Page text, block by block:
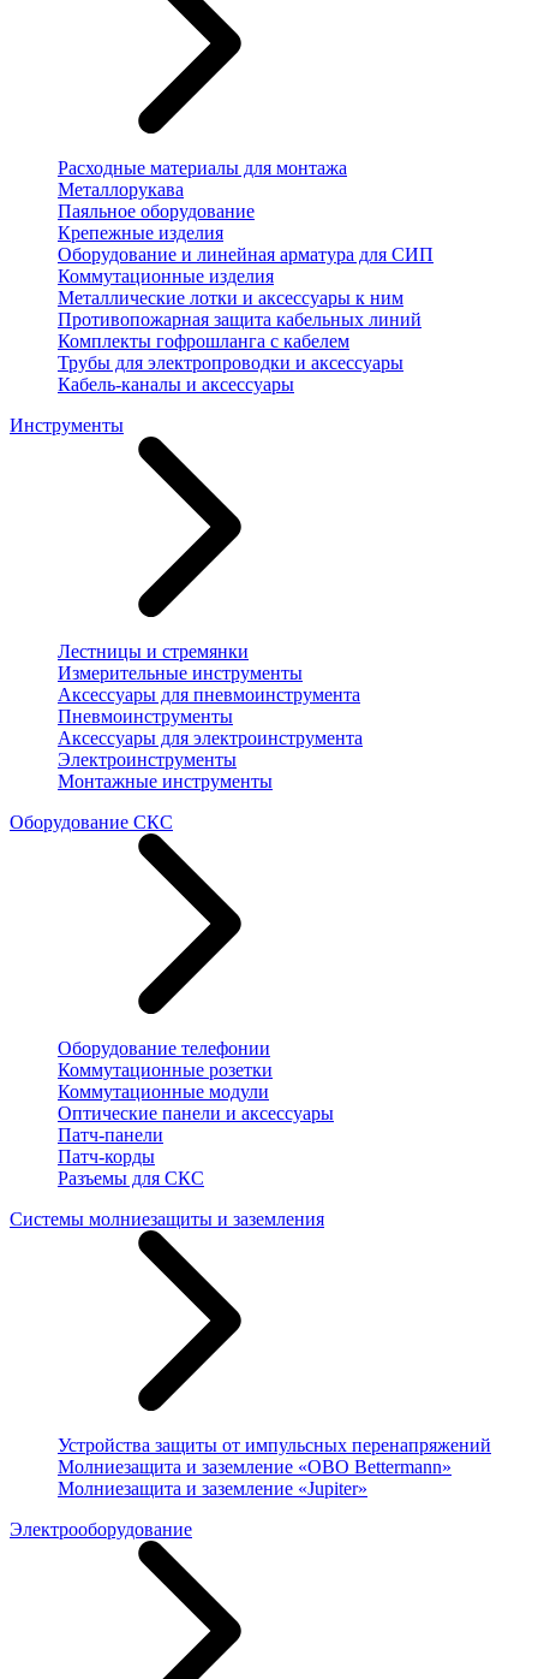
Расходные материалы для монтажа
Металлорукава
Паяльное оборудование
Крепежные изделия
Оборудование и линейная арматура для СИП
Коммутационные изделия
Металлические лотки и аксессуары к ним
Противопожарная защита кабельных линий
Комплекты гофрошланга с кабелем
Трубы для электропроводки и аксессуары
Кабель-каналы и аксессуары
Инструменты
Лестницы и стремянки
Измерительные инструменты
Аксессуары для пневмоинструмента
Пневмоинструменты
Аксессуары для электроинструмента
Электроинструменты
Монтажные инструменты
Оборудование СКС
Оборудование телефонии
Коммутационные розетки
Коммутационные модули
Оптические панели и аксессуары
Патч-панели
Патч-корды
Разъемы для СКС
Системы молниезащиты и заземления
Устройства защиты от импульсных перенапряжений
Молниезащита и заземление «OBO Bettermann»
Молниезащита и заземление «Jupiter»
Электрооборудование